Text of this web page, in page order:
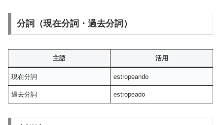
分詞（現在分詞・過去分詞）
主語 活用
現在分詞 estropeando
過去分詞 estropeado